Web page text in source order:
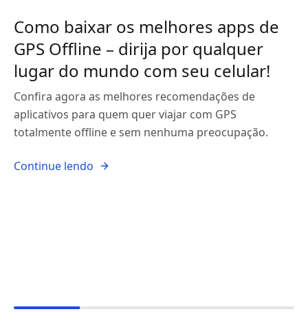
Como baixar os melhores apps de
GPS Offline – dirija por qualquer
lugar do mundo com seu celular!
Confira agora as melhores recomendações de
aplicativos para quem quer viajar com GPS
totalmente offline e sem nenhuma preocupação.
Continue lendo